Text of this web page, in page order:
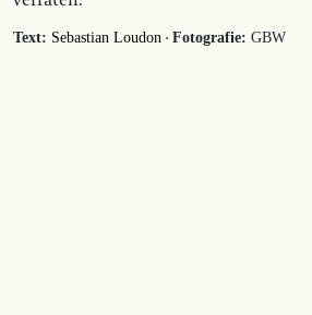
Text: Sebastian Loudon · Fotografie: GBW